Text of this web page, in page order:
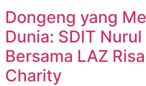
Dongeng yang
Dunia: SDIT
Bersama LAZ
Charity